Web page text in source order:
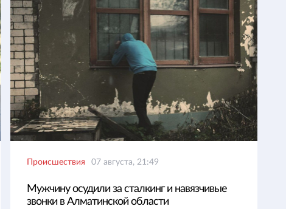
Происшествия 07 августа, 21:49
Мужчину осудили за сталкинг и навязчивые
звонки в Алматинской области